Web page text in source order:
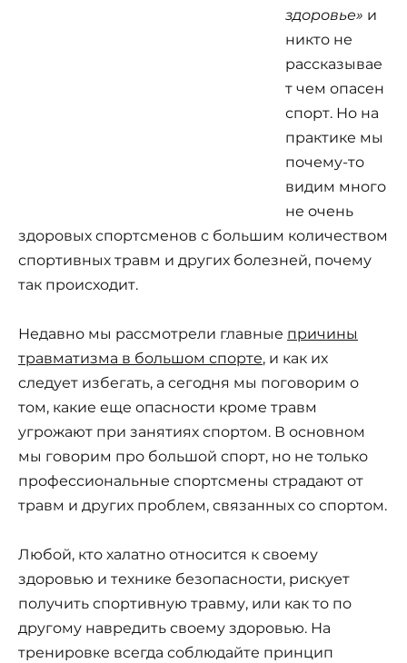
здоровье» и
никто не
рассказывае
т чем опасен
спорт. Но на
практике мы
почему-то
видим много
не очень
здоровых спортсменов с большим количеством
спортивных травм и других болезней, почему
так происходит.
Недавно мы рассмотрели главные причины
травматизма в большом спорте, и как их
следует избегать, а сегодня мы поговорим о
том, какие еще опасности кроме травм
угрожают при занятиях спортом. В основном
мы говорим про большой спорт, но не только
профессиональные спортсмены страдают от
травм и других проблем, связанных со спортом.
Любой, кто халатно относится к своему
здоровью и технике безопасности, рискует
получить спортивную травму, или как то по
другому навредить своему здоровью. На
тренировке всегда соблюдайте принцип